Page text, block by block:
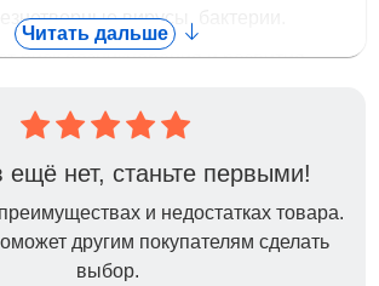
вирусы, бактерии.
риск возникновения и развития
катаракты, артрозов и других
Лесмина:
применяют:
Читать дальше
ещё нет, станьте первыми!
и недостатках товара.
другим покупателям сделать
выбор.